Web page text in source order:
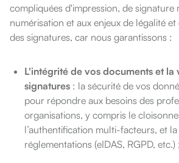
compliquées d'impression, de signature
numérisation et aux enjeux de légalité
des signatures, car nous garantissons :
L'intégrité de vos documents et la
signatures : la sécurité de vos
pour répondre aux besoins des
organisations, y compris le
l’authentification multi-facteurs, et
réglementations (eIDAS, RGPD, etc.) ;